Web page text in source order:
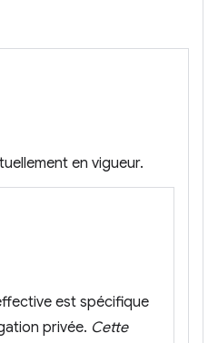
en vigueur.
est spécifique
privée. Cette